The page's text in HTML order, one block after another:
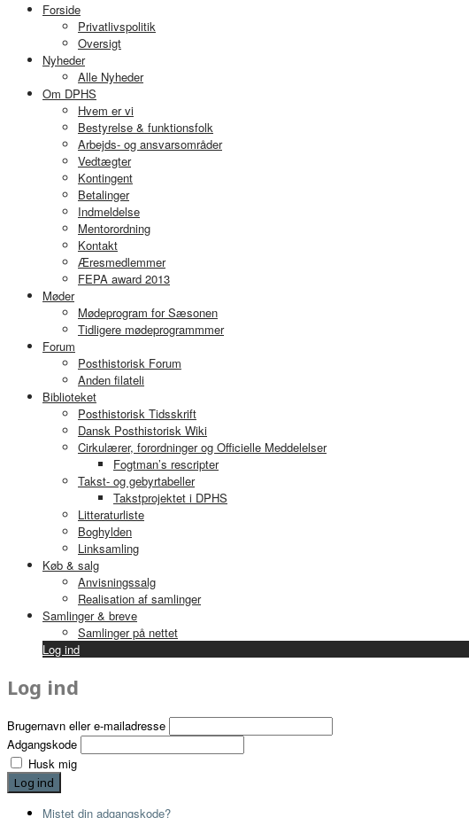
Forside
Privatlivspolitik
Oversigt
Nyheder
Alle Nyheder
Om DPHS
Hvem er vi
Bestyrelse & funktionsfolk
Arbejds- og ansvarsområder
Vedtægter
Kontingent
Betalinger
Indmeldelse
Mentorordning
Kontakt
Æresmedlemmer
FEPA award 2013
Møder
Mødeprogram for Sæsonen
Tidligere mødeprogrammmer
Forum
Posthistorisk Forum
Anden filateli
Biblioteket
Posthistorisk Tidsskrift
Dansk Posthistorisk Wiki
Cirkulærer, forordninger og Officielle Meddelelser
Fogtman’s rescripter
Takst- og gebyrtabeller
Takstprojektet i DPHS
Litteraturliste
Boghylden
Linksamling
Køb & salg
Anvisningssalg
Realisation af samlinger
Samlinger & breve
Samlinger på nettet
Log ind
Log ind
Brugernavn eller e-mailadresse
Adgangskode
Husk mig
Log ind
Mistet din adgangskode?